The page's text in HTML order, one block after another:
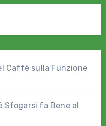
Caffè sulla Funzione
Sfogarsi fa Bene al